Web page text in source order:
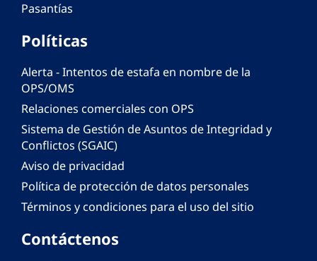
Pasantías
Políticas
Alerta - Intentos de estafa en nombre de la
OPS/OMS
Relaciones comerciales con OPS
Sistema de Gestión de Asuntos de Integridad y
Conflictos (SGAIC)
Aviso de privacidad
Política de protección de datos personales
Términos y condiciones para el uso del sitio
Contáctenos